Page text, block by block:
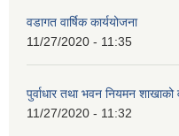
वडागत वार्षिक कार्ययोजना
11/27/2020 - 11:35
पुर्वाधार तथा भवन नियमन शाखाको
11/27/2020 - 11:32